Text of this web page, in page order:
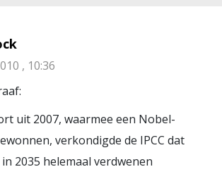
, 10:36
uit 2007, waarmee een Nobel-
verkondigde de IPCC dat
2035 helemaal verdwenen